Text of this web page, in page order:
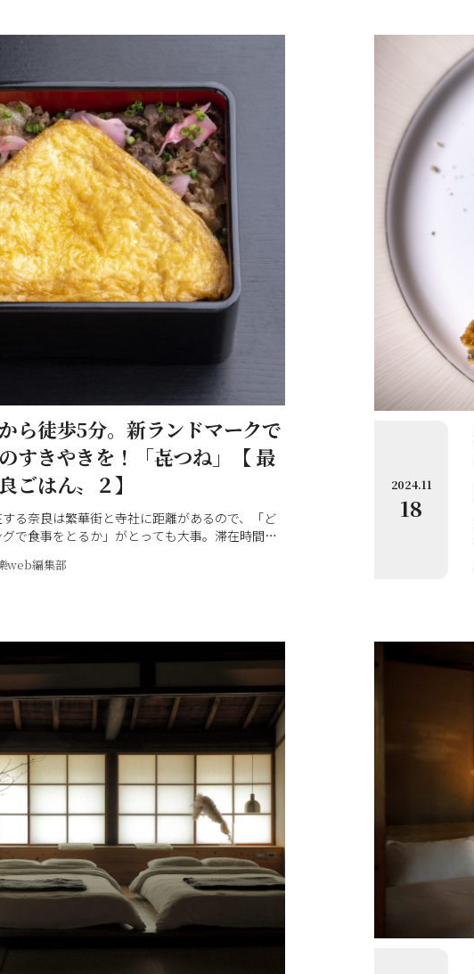
ら徒歩5分。新ランドマークで
すきやきを！「㐂つね」【 最
ごはん〟２】
る奈良は繁華街と寺社に距離があるので、「ど
で食事をとるか」がとっても大事。滞在時間を
！
web編集部
2024.11
18